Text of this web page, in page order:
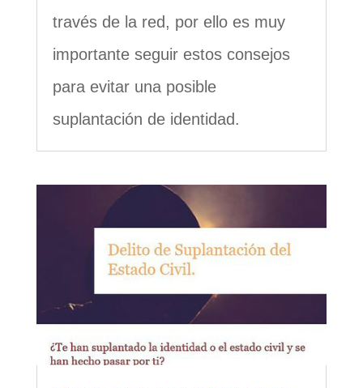
través de la red, por ello es muy
importante seguir estos consejos
para evitar una posible
suplantación de identidad.